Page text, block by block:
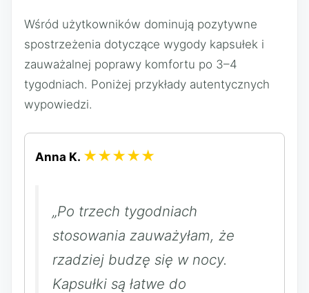
Wśród użytkowników dominują pozytywne
spostrzeżenia dotyczące wygody kapsułek i
zauważalnej poprawy komfortu po 3–4
tygodniach. Poniżej przykłady autentycznych
wypowiedzi.
Anna K. ★★★★★
„Po trzech tygodniach
stosowania zauważyłam, że
rzadziej budzę się w nocy.
Kapsułki są łatwe do